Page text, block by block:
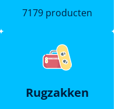
7179 producten
Rugzakken